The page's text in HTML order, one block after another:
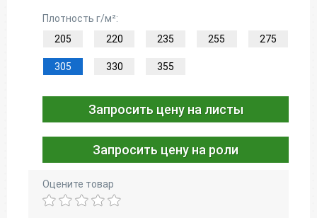
Плотность г/м²:
205
220 235 255 275
305 330 355
Запросить цену на листы
Запросить цену на роли
Оцените товар